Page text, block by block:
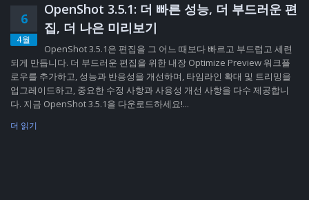
6
4월
OpenShot 3.5.1: 더 빠른 성능, 더 부드러운 편
집, 더 나은 미리보기
OpenShot 3.5.1은 편집을 그 어느 때보다 빠르고 부드럽고 세련
되게 만듭니다. 더 부드러운 편집을 위한 내장 Optimize Preview 워크플
로우를 추가하고, 성능과 반응성을 개선하며, 타임라인 확대 및 트리밍을
업그레이드하고, 중요한 수정 사항과 사용성 개선 사항을 다수 제공합니
다. 지금 OpenShot 3.5.1을 다운로드하세요!...
더 읽기